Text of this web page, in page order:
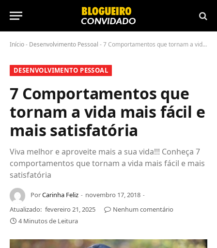
Início- Desenvolvimento Pessoal -7 Comportamentos que tornam a vida mais fácil e mais satisfatória
DESENVOLVIMENTO PESSOAL
7 Comportamentos que
tornam a vida mais fácil e
mais satisfatória
Viva melhor e aproveite mais a sua vida!!! Conheça 7
comportamentos que tornam a vida mais fácil e mais
satisfatória
PorCarinha Feliz
novembro 17, 2018
Atualizado: fevereiro 21, 2025
Nenhum comentário
4 Minutos de Leitura